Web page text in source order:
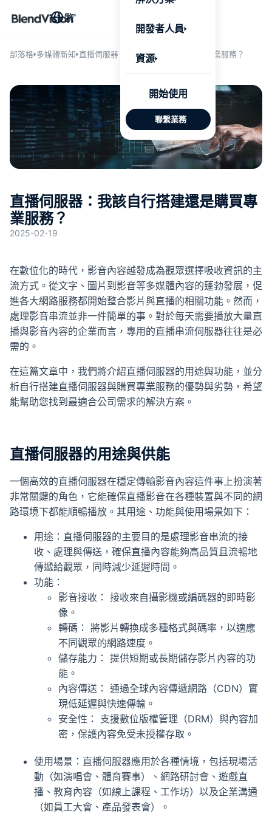
了解更多
AI 驅動
發展計
來自核
的可信
匯入
測驗與
成
SOP 與
生成
Back
開發者人員
資源
開始使用
聯繫業務
繁
部落格 多媒體新知 直播伺服器：我該自行搭建還是購買專業服務？
直播伺服器：我該自行搭建還是購買專
業服務？
2025-02-19
在數位化的時代，影音內容越發成為觀眾選擇吸收資訊的主
流方式。從文字、圖片到影音等多媒體內容的蓬勃發展，促
進各大網路服務都開始整合影片與直播的相關功能。然而，
處理影音串流並非一件簡單的事。對於每天需要播放大量直
播與影音內容的企業而言，專用的直播串流伺服器往往是必
需的。
在這篇文章中，我們將介紹直播伺服器的用途與功能，並分
析自行搭建直播伺服器與購買專業服務的優勢與劣勢，希望
能幫助您找到最適合公司需求的解決方案。
直播伺服器的用途與供能
一個高效的直播伺服器在穩定傳輸影音內容這件事上扮演著
非常關鍵的角色，它能確保直播影音在各種裝置與不同的網
路環境下都能順暢播放。其用途、功能與使用場景如下：
用途：直播伺服器的主要目的是處理影音串流的接
收、處理與傳送，確保直播內容能夠高品質且流暢地
傳遞給觀眾，同時減少延遲時間。
功能：
影音接收： 接收來自攝影機或編碼器的即時影
像。
轉碼： 將影片轉換成多種格式與碼率，以適應
不同觀眾的網路速度。
儲存能力： 提供短期或長期儲存影片內容的功
能。
內容傳送： 通過全球內容傳遞網路（CDN）實
現低延遲與快速傳輸。
安全性： 支援數位版權管理（DRM）與內容加
密，保護內容免受未授權存取。
使用場景：直播伺服器應用於各種情境，包括現場活
動（如演唱會、體育賽事）、網路研討會、遊戲直
播、教育內容（如線上課程、工作坊）以及企業溝通
（如員工大會、產品發表會）。